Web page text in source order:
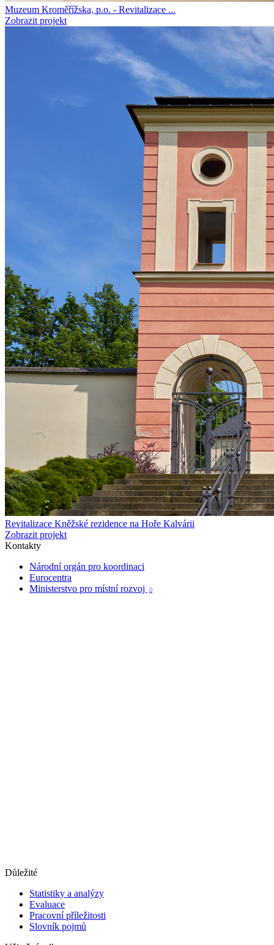
Muzeum Kroměřížska, p.o. - Revitalizace ...
Zobrazit projekt
Revitalizace Kněžské rezidence na Hoře Kalvárii
Zobrazit projekt
Kontakty
Národní orgán pro koordinaci
Eurocentra
Ministerstvo pro místní rozvoj

Důležité
Statistiky a analýzy
Evaluace
Pracovní příležitosti
Slovník pojmů